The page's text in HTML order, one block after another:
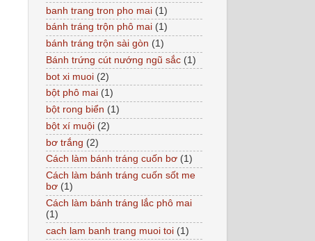
banh trang tron pho mai (1)
bánh tráng trộn phô mai (1)
bánh tráng trộn sài gòn (1)
Bánh trứng cút nướng ngũ sắc (1)
bot xi muoi (2)
bột phô mai (1)
bột rong biển (1)
bột xí muội (2)
bơ trắng (2)
Cách làm bánh tráng cuốn bơ (1)
Cách làm bánh tráng cuốn sốt me
bơ (1)
Cách làm bánh tráng lắc phô mai
(1)
cach lam banh trang muoi toi (1)